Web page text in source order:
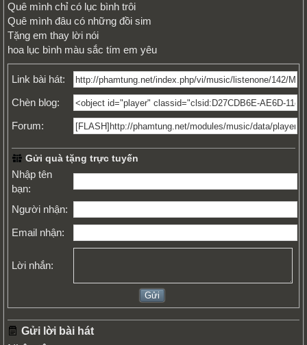
Quê mình chỉ có lục bình trôi
Quê mình đâu có những đồi sim
Tặng em thay lời nói
hoa lục bình màu sắc tím em yêu
Link bài hát:
Chèn blog:
Forum:
Gửi quà tặng trực tuyến
Nhập tên
bạn:
Người nhận:
Email nhận:
Lời nhắn:
Gửi lời bài hát